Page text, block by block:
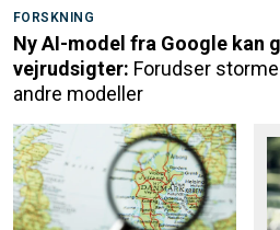
FORSKNING
Ny AI-model fra Google kan
vejrudsigter: Forudser
andre modeller